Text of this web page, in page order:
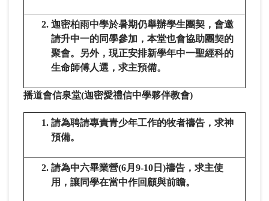
迦密柏雨中學於暑期仍舉辦學生團契，會邀
請升中一的同學參加，本堂也會協助團契的
聚會。另外，現正安排新學年中一聖經科的
生命師傅人選，求主預備。
播道會信泉堂(迦密愛禮信中學夥伴教會)
請為聘請專責青少年工作的牧者禱告，求神
預備。
請為中六畢業營(6月9-10日)禱告，求主使
用，讓同學在當中作回顧與前瞻。